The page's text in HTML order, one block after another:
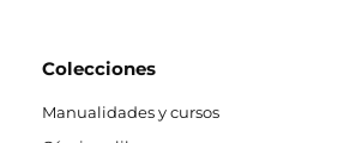
Colecciones
Manualidades y cursos